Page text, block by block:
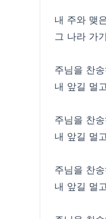
내 주와 맺
그 나라 가
주님을 찬
내 앞길 멀
주님을 찬
내 앞길 멀
주님을 찬
내 앞길 멀